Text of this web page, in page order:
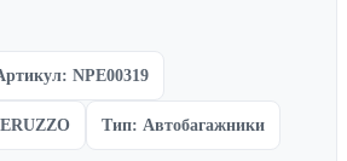
NPE00319
Тип: Автобагажники